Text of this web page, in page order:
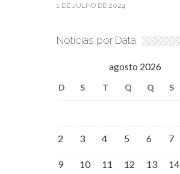
1 DE JULHO DE 2024
Notícias por Data
agosto 2026
D S T Q Q S
2 3 4 5 6 7
9 10 11 12 13 14